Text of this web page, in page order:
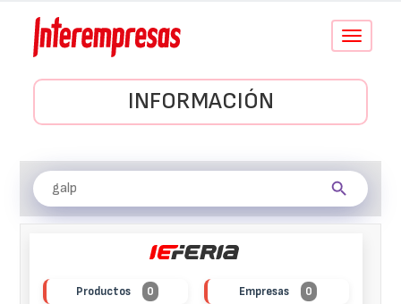
Conmutar
INFORMACIÓN
Productos 0 Empresas 0